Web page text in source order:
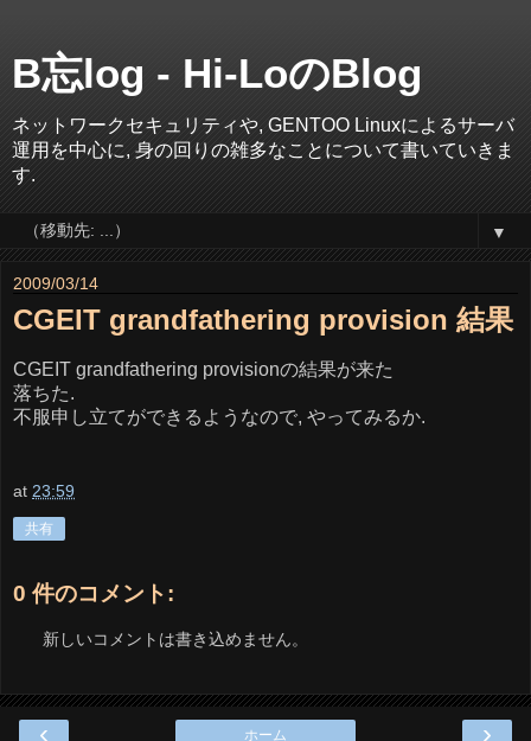
B忘log - Hi-LoのBlog
ネットワークセキュリティや, GENTOO Linuxによるサーバ
運用を中心に, 身の回りの雑多なことについて書いていきま
す.
▼
2009/03/14
CGEIT grandfathering provision 結果
CGEIT grandfathering provisionの結果が来た
落ちた.
不服申し立てができるようなので, やってみるか.
at 23:59
共有
0 件のコメント:
新しいコメントは書き込めません。
‹ ›
ホーム